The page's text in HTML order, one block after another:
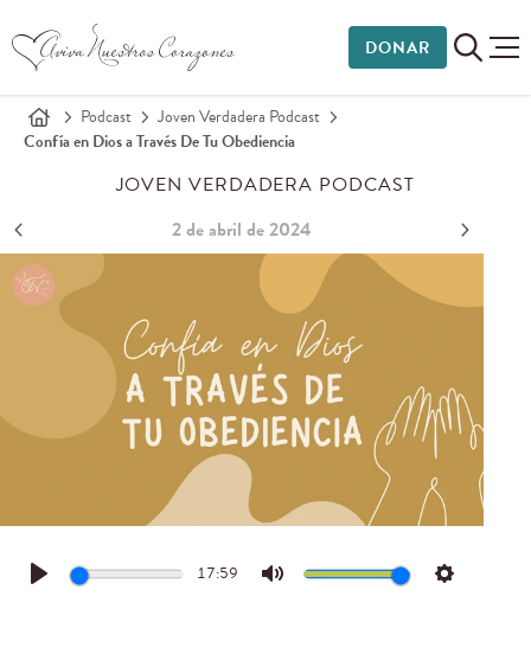
DONAR
Podcast
Joven Verdadera Podcast
Confía en Dios a Través De Tu Obediencia
JOVEN VERDADERA PODCAST
2 de abril de 2024
Play
17:59
Mute Settings